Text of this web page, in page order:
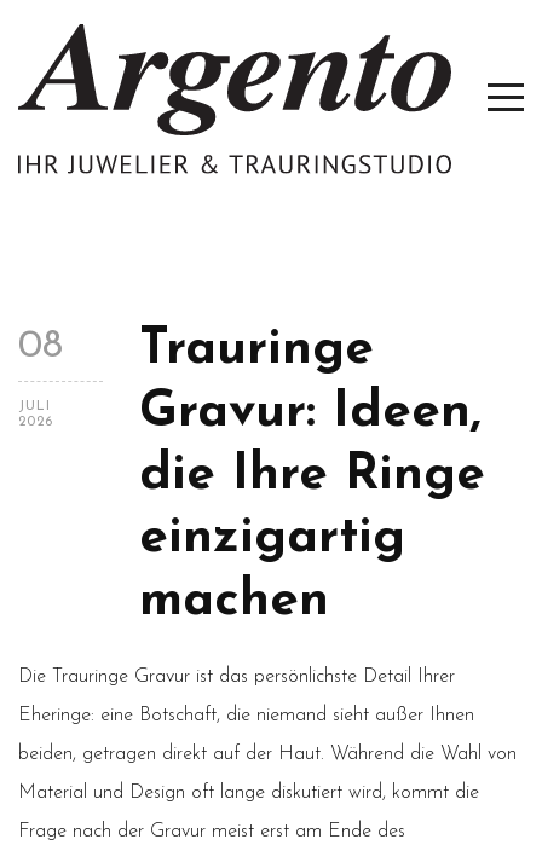
08
JULI
2026
Trauringe
Gravur: Ideen,
die Ihre Ringe
einzigartig
machen
Die Trauringe Gravur ist das persönlichste Detail Ihrer
Eheringe: eine Botschaft, die niemand sieht außer Ihnen
beiden, getragen direkt auf der Haut. Während die Wahl von
Material und Design oft lange diskutiert wird, kommt die
Frage nach der Gravur meist erst am Ende des